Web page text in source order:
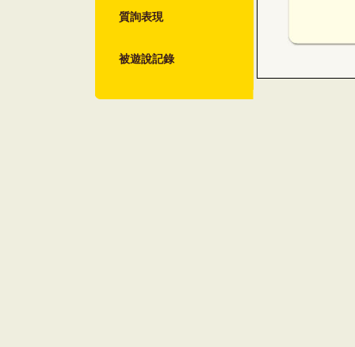
質詢表現
被遊說記錄